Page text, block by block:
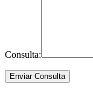
Consulta: